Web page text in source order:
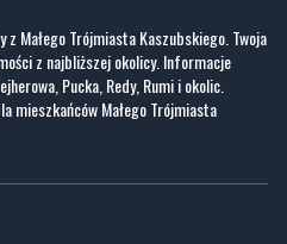
Małego Trójmiasta Kaszubskiego. Twoja
z najbliższej okolicy. Informacje
Pucka, Redy, Rumi i okolic.
mieszkańców Małego Trójmiasta